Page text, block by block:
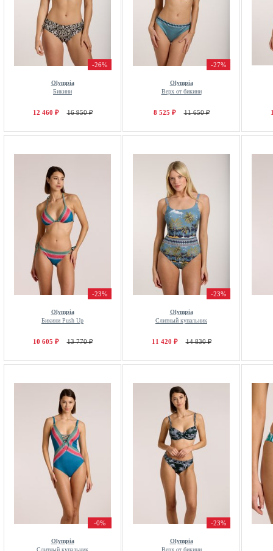
-26%
Olympia
Бикини
12 460 ₽ 16 950 ₽
-27%
Olympia
Верх от бикини
8 525 ₽ 11 650 ₽
-23%
Olympia
Бикини Push Up
10 605 ₽ 13 770 ₽
-23%
Olympia
Слитный купальник
11 420 ₽ 14 830 ₽
-0%
Olympia
Слитный купальник
-23%
Olympia
Верх от бикини